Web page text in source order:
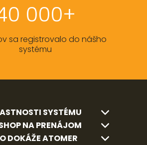
000+
sa registrovalo do nášho
systému
SYSTÉMU
NA PRENÁJOM
DOKÁŽE ATOMER